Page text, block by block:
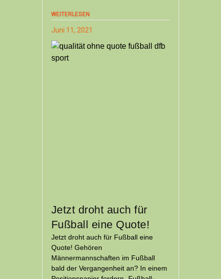
WEITERLESEN
Juni 11, 2021
Jetzt droht auch für
Fußball eine Quote!
Jetzt droht auch für Fußball eine
Quote! Gehören
Männermannschaften im Fußball
bald der Vergangenheit an? In einem